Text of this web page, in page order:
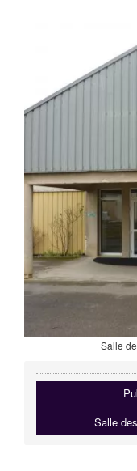
Salle
Salle